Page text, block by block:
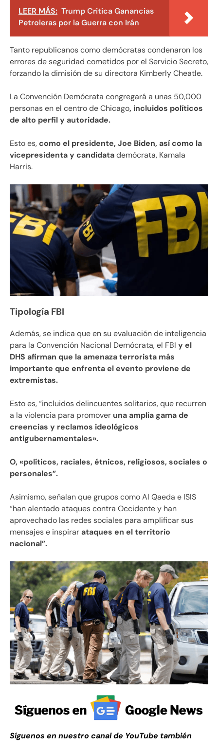
LEER MÁS: Trump Critica Ganancias
Petroleras por la Guerra con Irán
Tanto republicanos como demócratas condenaron los
errores de seguridad cometidos por el Servicio Secreto,
forzando la dimisión de su directora Kimberly Cheatle.
La Convención Demócrata congregará a unas 50,000
personas en el centro de Chicago, incluidos políticos
de alto perfil y autoridade.
Esto es,como el presidente, Joe Biden, así como la
vicepresidenta y candidatademócrata, Kamala
Harris.
Tipología FBI
Además, se indica que en su evaluación de inteligencia
para la Convención Nacional Demócrata, el FBI y el
DHS afirman que la amenaza terrorista más
importante que enfrenta el evento proviene de
extremistas.
Esto es, “incluidos delincuentes solitarios, que recurren
a la violencia para promover una amplia gama de
creencias y reclamos ideológicos
antigubernamentales».
O, «políticos, raciales, étnicos, religiosos, sociales o
personales”.
Asimismo, señalan que grupos como Al Qaeda e ISIS
“han alentado ataques contra Occidente y han
aprovechado las redes sociales para amplificar sus
mensajes e inspirarataques en el territorio
nacional”.
Síguenos en nuestro canal de YouTube también